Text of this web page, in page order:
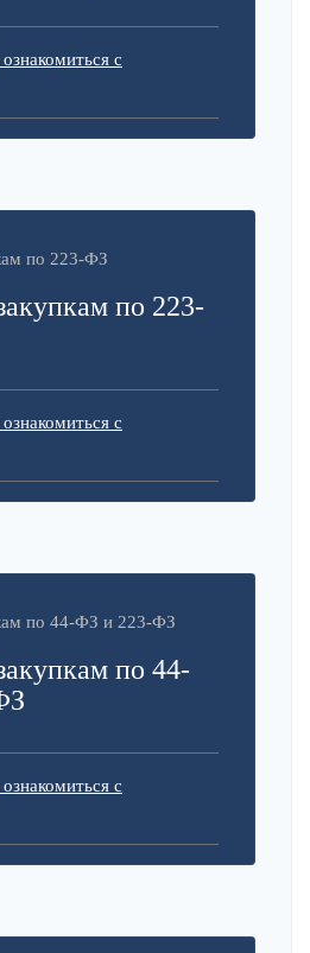
с
по 223-ФЗ
по 223-
с
по 44-ФЗ и 223-ФЗ
по 44-
с